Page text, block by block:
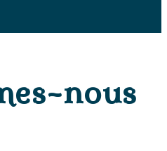
nous